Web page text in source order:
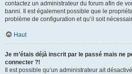
contactez un administrateur du forum afin de
banni. Il est également possible que le
problème de configuration et qu’il soit
Haut
Je m’étais déjà inscrit par le passé mais ne
connecter ?!
Il est possible qu’un administrateur ait